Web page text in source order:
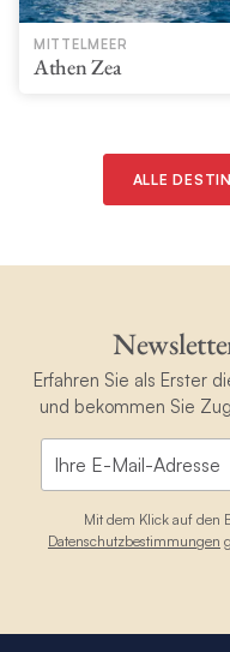
MITTELMEER
Athen Zea
ALLE
Erfahren Sie als Erster
und bekommen Sie
Mit dem Klick auf den
Datenschutzbestimmungen